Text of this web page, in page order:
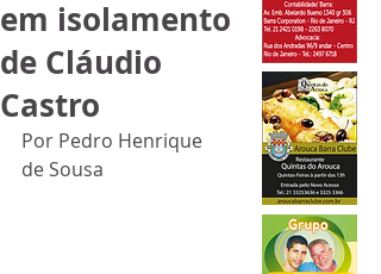
em isolamento
de Cláudio
Castro
Por Pedro Henrique
de Sousa